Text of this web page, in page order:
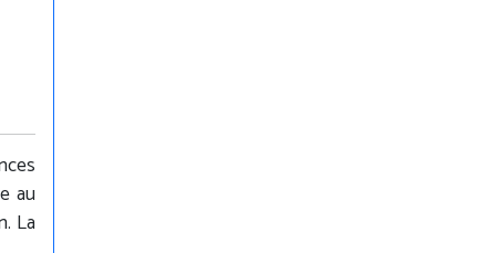
au
La